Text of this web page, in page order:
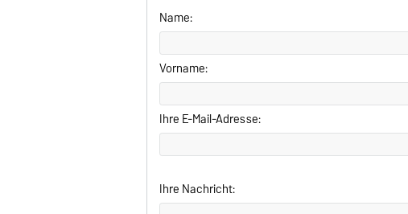
Name:
Vorname:
Ihre E-Mail-Adresse:
Ihre Nachricht: